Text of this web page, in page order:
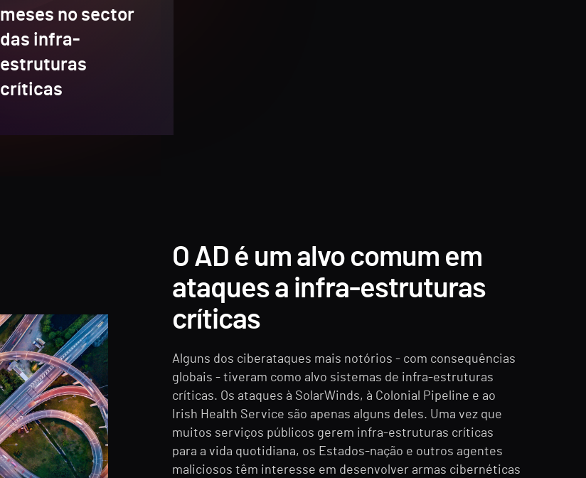
meses no sector
das infra-
estruturas
críticas
O AD é um alvo comum em
ataques a infra-estruturas
críticas
Alguns dos ciberataques mais notórios - com consequências
globais - tiveram como alvo sistemas de infra-estruturas
críticas. Os ataques à SolarWinds, à Colonial Pipeline e ao
Irish Health Service são apenas alguns deles. Uma vez que
muitos serviços públicos gerem infra-estruturas críticas
para a vida quotidiana, os Estados-nação e outros agentes
maliciosos têm interesse em desenvolver armas cibernéticas